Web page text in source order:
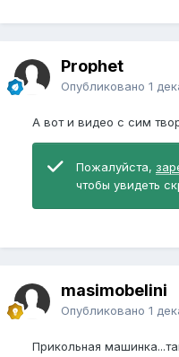
Prophet
Опубликовано 1
А вот и видео с сим
Пожалуйста,
чтобы увидеть
masimobelini
Опубликовано 1
Прикольная